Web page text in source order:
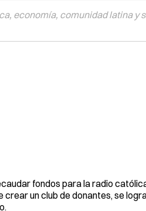
economía, comunidad latina y
fondos para la radio
un club de donantes, se